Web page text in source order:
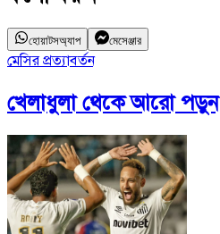
হোয়াটসঅ্যাপ মেসেঞ্জার
মেসির প্রত্যাবর্তন
খেলাধুলাথেকে আরো পড়ুন